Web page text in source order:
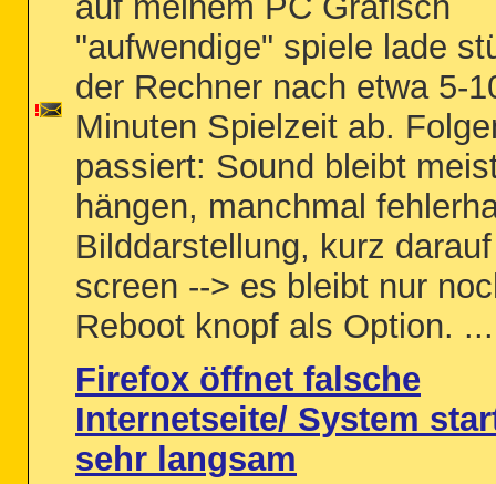
"aufwendige" spiele lade
der Rechner nach etwa 5-
Minuten Spielzeit ab.
passiert: Sound bleibt
hängen, manchmal
Bilddarstellung, kurz
screen --> es bleibt nur
Reboot knopf als Option. ...
Firefox öffnet falsche
Internetseite/ System
sehr langsam